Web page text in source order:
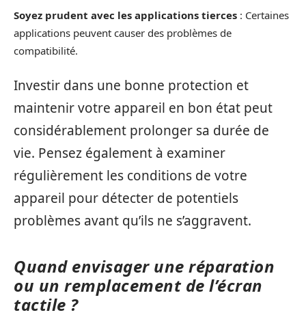
Soyez prudent avec les applications tierces : Certaines
applications peuvent causer des problèmes de
compatibilité.
Investir dans une bonne protection et
maintenir votre appareil en bon état peut
considérablement prolonger sa durée de
vie. Pensez également à examiner
régulièrement les conditions de votre
appareil pour détecter de potentiels
problèmes avant qu’ils ne s’aggravent.
Quand envisager une réparation
ou un remplacement de l’écran
tactile ?